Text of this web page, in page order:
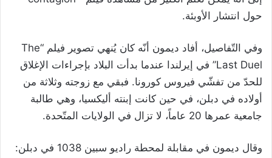
حول انتشار الأوبئة.
وفي التّفاصيل، أفاد ديمون أنّه كان يُنهي تصوير فيلم “The
Last Duel” في إيرلندا عندما بدأت البلاد بإجراءات الإغلاق
للحدّ من تفشّي فيروس كورونا. فبقي مع زوجته وثلاثة من
أولاده في دبلن، في حين كانت إبنته أليكسيا، وهي طالبة
جامعية عمرها 20 عاماً، لا تزال في الولايات المتّحدة.
وقال ديمون في مقابلة لمحطة راديو سبين 1038 في دبلن: